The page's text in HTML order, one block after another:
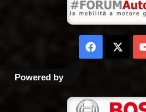
Facebook
Powered by